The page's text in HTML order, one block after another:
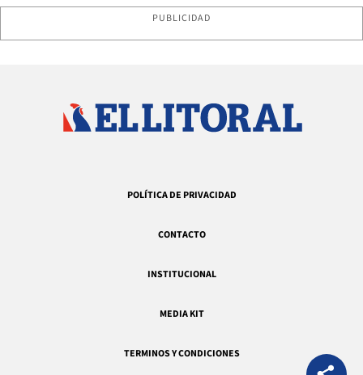
PUBLICIDAD
POLÍTICA DE PRIVACIDAD
CONTACTO
INSTITUCIONAL
MEDIA KIT
TERMINOS Y CONDICIONES